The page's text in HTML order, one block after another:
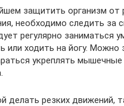
защитить организм от
необходимо следить за
регулярно заниматься
или ходить на йогу. Можно
укреплять мышечные
делать резких движений,